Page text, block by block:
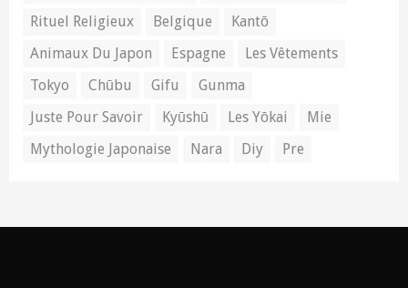
Rituel Religieux
Belgique
Kantō
Animaux Du Japon
Espagne
Les Vêtements
Tokyo
Chūbu Gifu
Gunma
Juste Pour Savoir
Kyūshū Les Yōkai
Mie
Mythologie Japonaise
Nara Diy Pre